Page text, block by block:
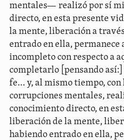
mentales― realizó por sí
directo, en esta presente
la mente, liberación a
entrado en ella, permanece
incompleto con respecto a
completarlo [pensando así:]
fe… y, al mismo tiempo, con
corrupciones mentales,
conocimiento directo, en
liberación de la mente,
habiendo entrado en ella,